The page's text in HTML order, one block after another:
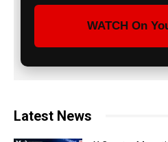
WATCH On
Latest News